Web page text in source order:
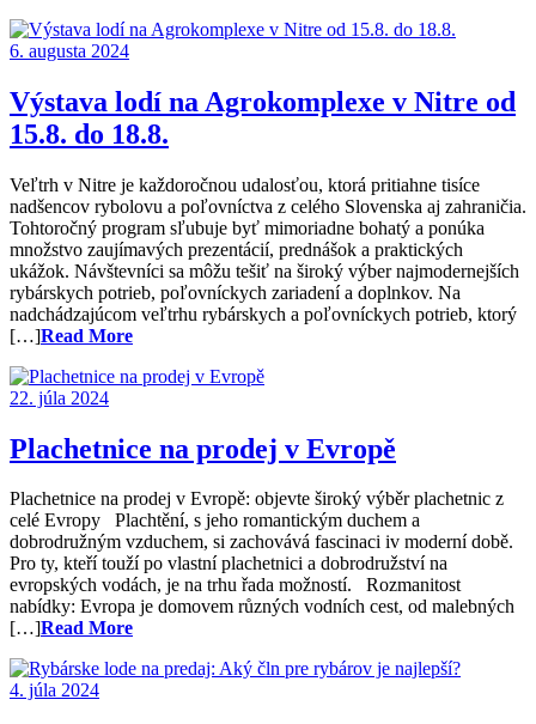
6. augusta 2024
Výstava lodí na Agrokomplexe v Nitre od
15.8. do 18.8.
Veľtrh v Nitre je každoročnou udalosťou, ktorá pritiahne tisíce
nadšencov rybolovu a poľovníctva z celého Slovenska aj zahraničia.
Tohtoročný program sľubuje byť mimoriadne bohatý a ponúka
množstvo zaujímavých prezentácií, prednášok a praktických
ukážok. Návštevníci sa môžu tešiť na široký výber najmodernejších
rybárskych potrieb, poľovníckych zariadení a doplnkov. Na
nadchádzajúcom veľtrhu rybárskych a poľovníckych potrieb, ktorý
[…]Read More
22. júla 2024
Plachetnice na prodej v Evropě
Plachetnice na prodej v Evropě: objevte široký výběr plachetnic z
celé Evropy Plachtění, s jeho romantickým duchem a
dobrodružným vzduchem, si zachovává fascinaci iv moderní době.
Pro ty, kteří touží po vlastní plachetnici a dobrodružství na
evropských vodách, je na trhu řada možností. Rozmanitost
nabídky: Evropa je domovem různých vodních cest, od malebných
[…]Read More
4. júla 2024